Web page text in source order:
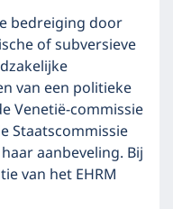
bedreiging door
of subversieve
van een politieke
Venetië-commissie
Staatscommissie
aanbeveling. Bij
van het EHRM